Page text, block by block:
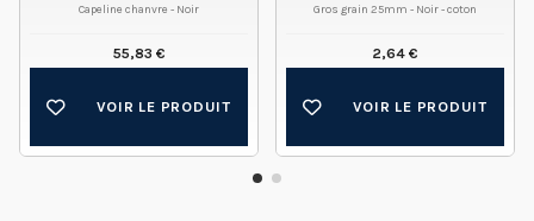
Capeline chanvre - Noir
55,83 €
VOIR LE PRODUIT
Gros grain 25mm - Noir - coton
2,64 €
VOIR LE PRODUIT